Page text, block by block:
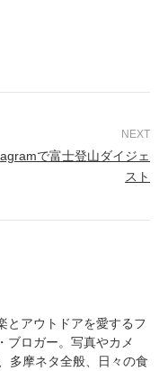
で富士登山ダイジェ
スト
とアウトドアを愛するフ
ブロガー。写真やカメ
多摩ネタ全般、日々の食